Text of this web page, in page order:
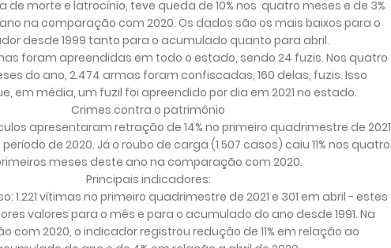
de morte e latrocínio, teve queda de 10% nos quatro meses e de 3%
na comparação com 2020. Os dados são os mais baixos para o
desde 1999 tanto para o acumulado quanto para abril.
foram apreendidas em todo o estado, sendo 24 fuzis. Nos quatro
do ano, 2.474 armas foram confiscadas, 160 delas, fuzis. Isso
em média, um fuzil foi apreendido por dia em 2021 no estado.
Crimes contra o patrimônio
apresentaram retração de 14% no primeiro quadrimestre de 2021
de 2020. Já o roubo de carga (1.507 casos) caiu 11% nos quatro
meses deste ano na comparação com 2020.
Principais indicadores:
1.221 vítimas no primeiro quadrimestre de 2021 e 301 em abril - estes
valores para o mês e para o acumulado do ano desde 1991. Na
com 2020, o indicador registrou redução de 11% em relação ao